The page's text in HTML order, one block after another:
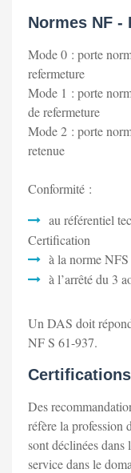
Normes NF -
Mode 0 : porte
refermeture
Mode 1 : porte
de refermeture
Mode 2 : porte
retenue
Conformité :
au référentiel
Certification
à la norme
à l’arrêté du 3
Un DAS doit
NF S 61-937.
Certifications
Des
réfère la profession
sont déclinées
service dans le